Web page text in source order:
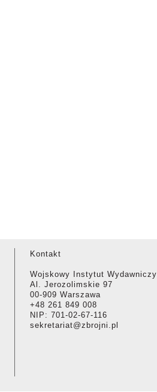
Kontakt
Wojskowy Instytut Wydawniczy
Al. Jerozolimskie 97
00-909 Warszawa
+48 261 849 008
NIP: 701-02-67-116
sekretariat@zbrojni.pl